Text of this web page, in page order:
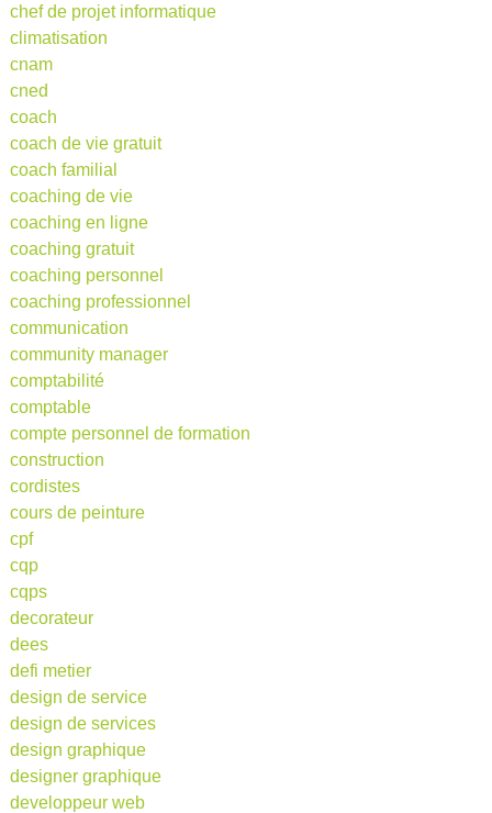
chef de projet informatique
climatisation
cnam
cned
coach
coach de vie gratuit
coach familial
coaching de vie
coaching en ligne
coaching gratuit
coaching personnel
coaching professionnel
communication
community manager
comptabilité
comptable
compte personnel de formation
construction
cordistes
cours de peinture
cpf
cqp
cqps
decorateur
dees
defi metier
design de service
design de services
design graphique
designer graphique
developpeur web